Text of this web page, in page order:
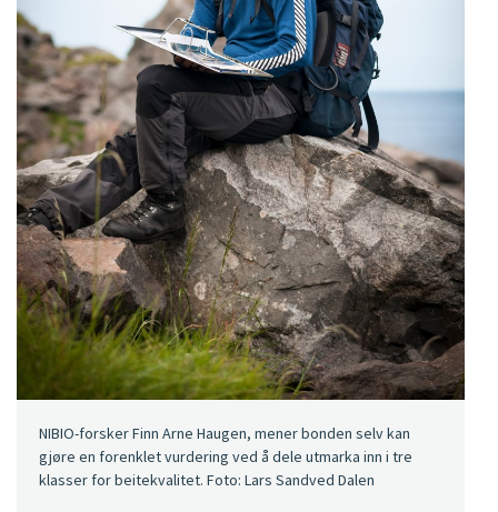
NIBIO-forsker Finn Arne Haugen, mener bonden selv kan
gjøre en forenklet vurdering ved å dele utmarka inn i tre
klasser for beitekvalitet. Foto: Lars Sandved Dalen